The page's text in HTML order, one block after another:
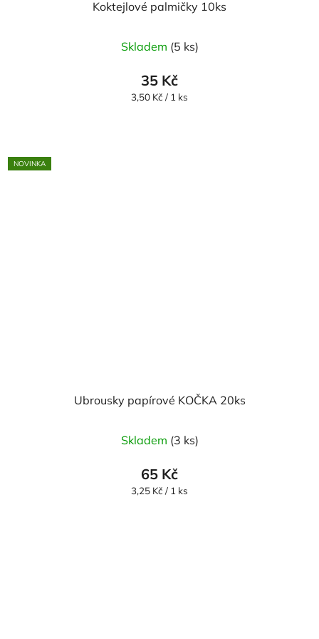
Koktejlové palmičky 10ks
Skladem (5 ks)
35 Kč
Měrná
3,50 Kč / 1 ks
NOVINKA
Ubrousky papírové KOČKA 20ks
Skladem (3 ks)
65 Kč
Měrná
3,25 Kč / 1 ks